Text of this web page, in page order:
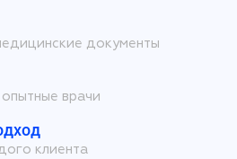
документы
врачи
клиента